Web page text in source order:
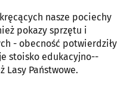
nasze pociechy
pokazy sprzętu i
- obecność potwierdziły
stoisko edukacyjno--
Lasy Państwowe.